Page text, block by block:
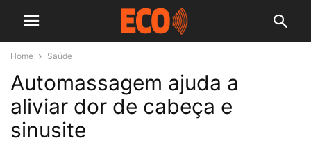
Home Saúde
Automassagem ajuda a
aliviar dor de cabeça e
sinusite